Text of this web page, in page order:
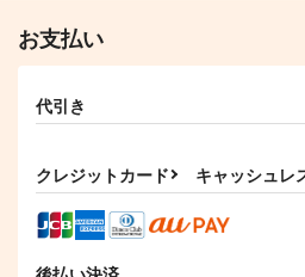
変女～変な女子高
生 甘栗千子～ 22
759円（税込）
サンプル
ったのかよ!? 1
770円（税込）
お支払い
代引き
クレジットカード キャッシュレ